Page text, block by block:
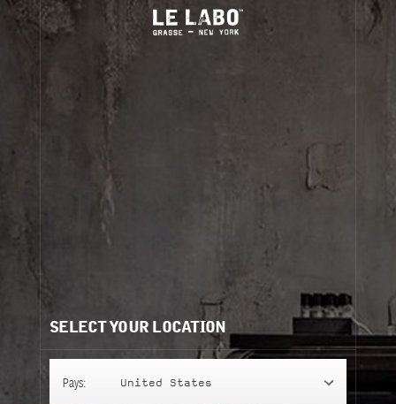
CITY EXCLUSIVE COLLECTION
CLASSIC COLLECTION
SELECT YOUR LOCATION
Pays: United States